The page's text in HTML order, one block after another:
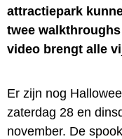
attractiepark
twee
video brengt alle
Er zijn nog
zaterdag 28 en
november. De